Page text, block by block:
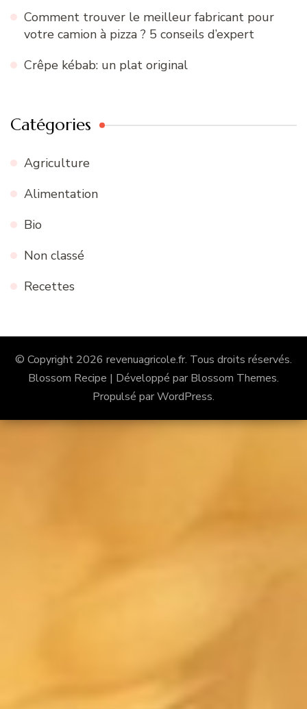
Comment trouver le meilleur fabricant pour
votre camion à pizza ? 5 conseils d’expert
Crêpe kébab: un plat original
Catégories
Agriculture
Alimentation
Bio
Non classé
Recettes
© Copyright 2026 revenuagricole.fr. Tous droits réservés.
Blossom Recipe | Développé par Blossom Themes.
Propulsé parWordPress.